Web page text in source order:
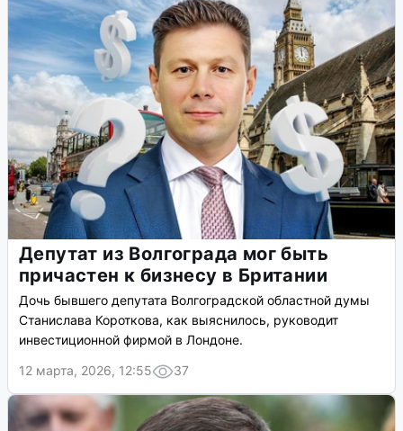
Депутат из Волгограда мог быть
причастен к бизнесу в Британии
Дочь бывшего депутата Волгоградской областной думы
Станислава Короткова, как выяснилось, руководит
инвестиционной фирмой в Лондоне.
12 марта, 2026, 12:55
37